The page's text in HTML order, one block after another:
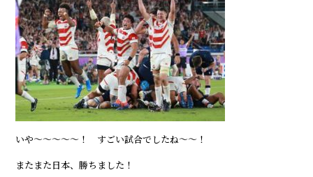
いや～～～～～！ すごい試合でしたね～～！
またまた日本、勝ちました！